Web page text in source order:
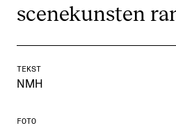
Søknad og opptak
FORSKNING OG
Livet rundt FoU
scenekunsten
TEKST
NMH
FOTO